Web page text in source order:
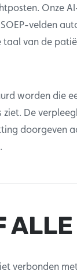
Onze
velden
taal van de
worden die
De
doorgeven
verbonden